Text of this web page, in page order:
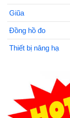
Giũa
Đồng hồ đo
Thiết bị nâng hạ